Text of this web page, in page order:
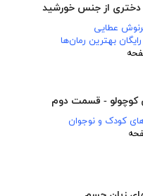
دختری از جنس خورشید
عطایی
رایگان بهترین رمان‌ها
کوچولو - قسمت دوم
کودک و نوجوان